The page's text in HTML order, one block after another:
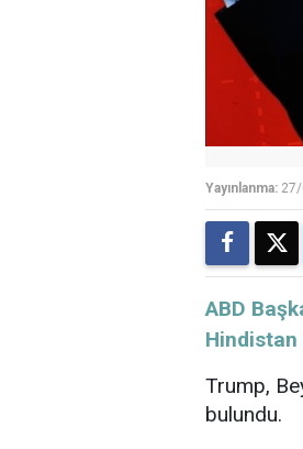
Yayınlanma:
ABD
Trump,
bulundu.